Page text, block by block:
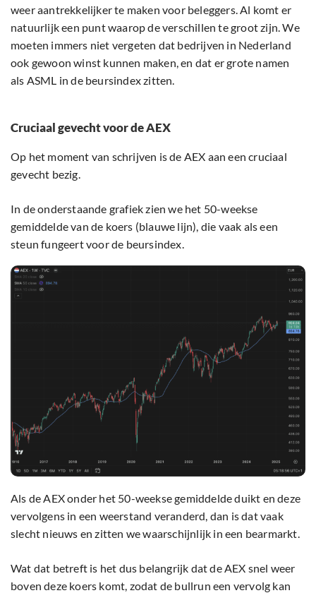
weer aantrekkelijker te maken voor beleggers. Al komt er
natuurlijk een punt waarop de verschillen te groot zijn. We
moeten immers niet vergeten dat bedrijven in Nederland
ook gewoon winst kunnen maken, en dat er grote namen
als ASML in de beursindex zitten.
Cruciaal gevecht voor de AEX
Op het moment van schrijven is de AEX aan een cruciaal
gevecht bezig.
In de onderstaande grafiek zien we het 50-weekse
gemiddelde van de koers (blauwe lijn), die vaak als een
steun fungeert voor de beursindex.
Als de AEX onder het 50-weekse gemiddelde duikt en deze
vervolgens in een weerstand veranderd, dan is dat vaak
slecht nieuws en zitten we waarschijnlijk in een bearmarkt.
Wat dat betreft is het dus belangrijk dat de AEX snel weer
boven deze koers komt, zodat de bullrun een vervolg kan